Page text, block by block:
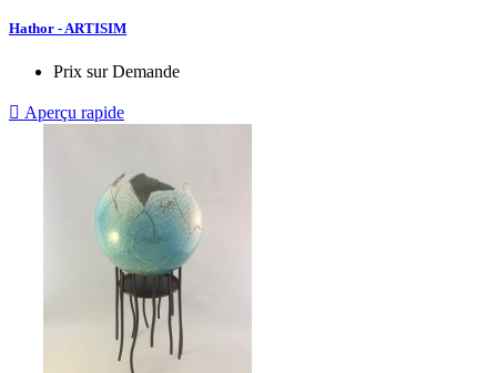
Hathor - ARTISIM
Prix sur Demande
 Aperçu rapide